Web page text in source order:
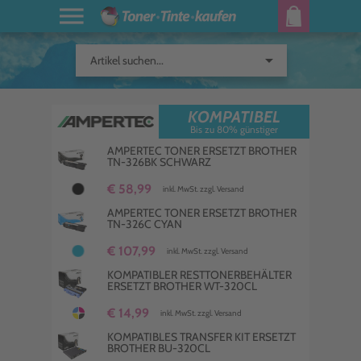
Artikel suchen... arrow_drop_down
KOMPATIBEL
Bis zu 80% günstiger
AMPERTEC TONER ERSETZT BROTHER
TN-326BK SCHWARZ
€ 58,99 inkl. MwSt. zzgl. Versand
AMPERTEC TONER ERSETZT BROTHER
TN-326C CYAN
€ 107,99 inkl. MwSt. zzgl. Versand
KOMPATIBLER RESTTONERBEHÄLTER
ERSETZT BROTHER WT-320CL
€ 14,99 inkl. MwSt. zzgl. Versand
KOMPATIBLES TRANSFER KIT ERSETZT
BROTHER BU-320CL